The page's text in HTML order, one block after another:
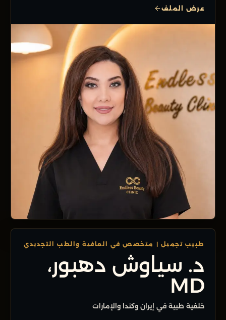
عرض الملف
طبيب تجميل | متخصص في العافية والطب التجديدي
د. سياوش دهبور،
MD
خلفية طبية في إيران وكندا والإمارات